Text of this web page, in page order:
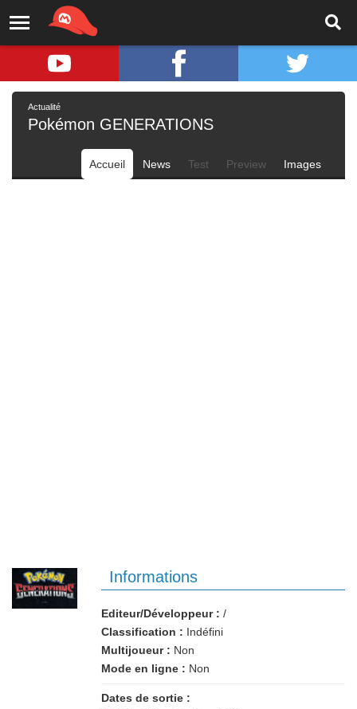
Actualité
Pokémon GENERATIONS
Accueil News Test Preview Images
Informations
Editeur/Développeur : /
Classification : Indéfini
Multijoueur : Non
Mode en ligne : Non
Dates de sortie :